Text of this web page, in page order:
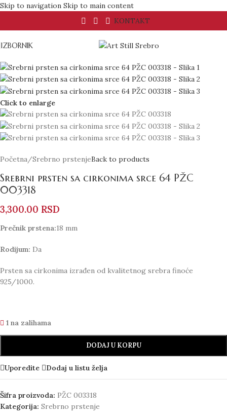
Skip to navigation Skip to main content
KONTAKT
IZBORNIK
Click to enlarge
Početna/Srebrno prstenjeBack to products
Srebrni prsten sa cirkonima srce 64 PŽC
003318
3,300.00 RSD
Prečnik prstena:18 mm
Rodijum: Da
Prsten sa cirkonima izrađen od kvalitetnog srebra finoće
925/1000.
1 na zalihama
DODAJ U KORPU
Uporedite Dodaj u listu želja
Šifra proizvoda: PŽC 003318
Kategorija: Srebrno prstenje